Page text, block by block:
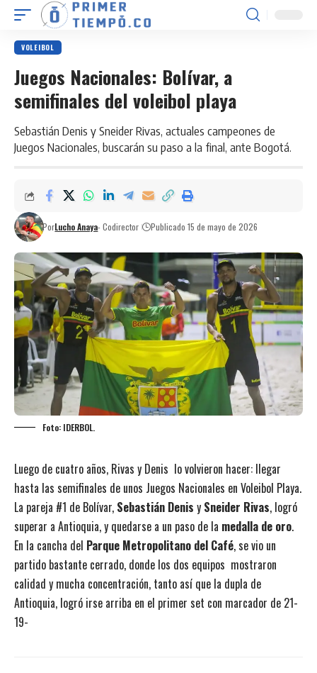
VOLEIBOL
Juegos Nacionales: Bolívar, a
semifinales del voleibol playa
Sebastián Denis y Sneider Rivas, actuales campeones de
Juegos Nacionales, buscarán su paso a la final, ante Bogotá.
PorLucho Anaya- Codirector Publicado 15 de mayo de 2026
Foto: IDERBOL.
Luego de cuatro años, Rivas y Denis lo volvieron hacer: llegar
hasta las semifinales de unos Juegos Nacionales en Voleibol Playa.
La pareja #1 de Bolívar, Sebastián Denis y Sneider Rivas, logró
superar a Antioquia, y quedarse a un paso de la medalla de oro.
En la cancha del Parque Metropolitano del Café, se vio un
partido bastante cerrado, donde los dos equipos mostraron
calidad y mucha concentración, tanto así que la dupla de
Antioquia, logró irse arriba en el primer set con marcador de 21-
19-